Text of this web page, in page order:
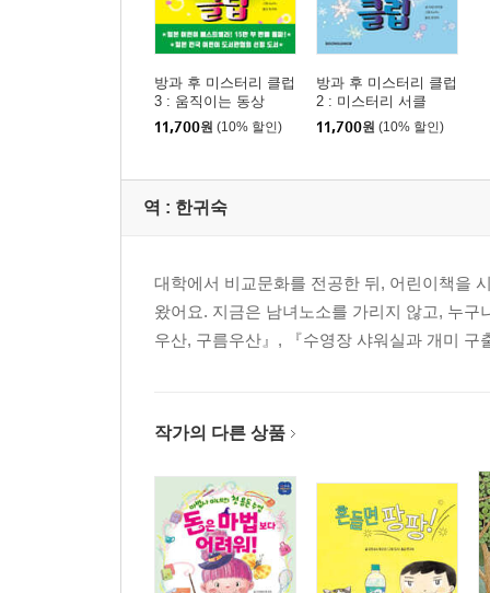
방과 후 미스터리 클럽
3 : 움직이는 동상
11,700원 (10% 할인)
방과 후 미스터리 클럽
2 : 미스터리 서클
11,700원 (10% 할인)
역 : 한귀숙
대학에서 비교문화를 전공한 뒤, 어린이책을
왔어요. 지금은 남녀노소를 가리지 않고, 누
우산, 구름우산』, 『수영장 샤워실과 개미
작가의 다른 상품